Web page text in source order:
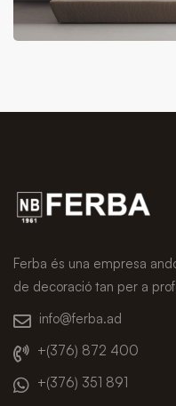
Ferba és una empresa
de decoració tan per a
info@ferba.ad
+(376) 872 400
+(376) 351 891